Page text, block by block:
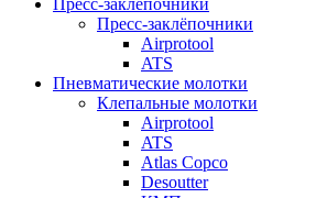
Пресс-заклёпочники
Пресс-заклёпочники
Airprotool
ATS
Пневматические молотки
Клепальные молотки
Airprotool
ATS
Atlas Copco
Desoutter